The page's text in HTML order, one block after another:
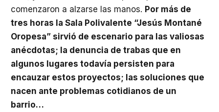
comenzaron a alzarse las manos. Por más de
tres horas la Sala Polivalente “Jesús Montané
Oropesa” sirvió de escenario para las valiosas
anécdotas; la denuncia de trabas que en
algunos lugares todavía persisten para
encauzar estos proyectos; las soluciones que
nacen ante problemas cotidianos de un
barrio…